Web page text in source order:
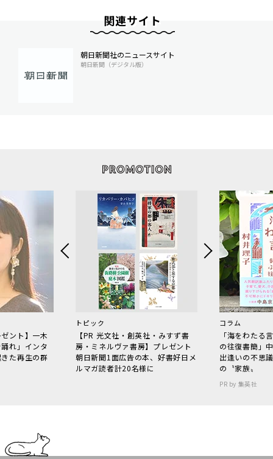
関連サイト
朝日新聞社のニュースサイト
朝日新聞（デジタル版）
ント】一木
れ」インタ
た再生の群
トピック
【PR 光文社・創英社・みすず書
房・ミネルヴァ書房】プレゼント
朝日新聞1面広告の本、好書好日メ
ルマガ読者計20名様に
コラム
「海をわた
の往復書簡」
出逢いの不思
の〝家族〟
PR by 集英社